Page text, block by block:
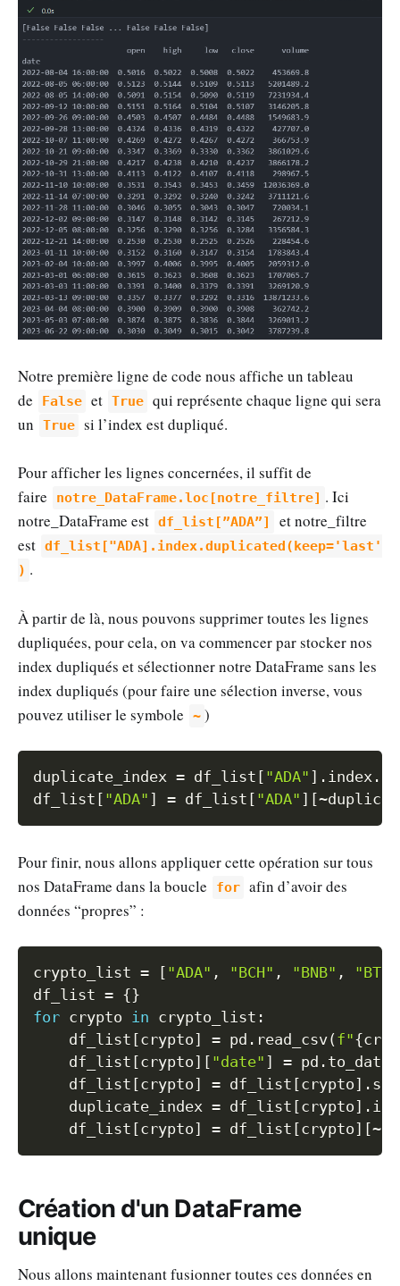
Notre première ligne de code nous affiche un tableau
de
False et True qui représente chaque ligne qui sera
un
True si l’index est dupliqué.
Pour afficher les lignes concernées, il suffit de
faire
notre_DataFrame.loc[notre_filtre] . Ici
notre_DataFrame est df_list[”ADA”]
et notre_filtre
est df_list["ADA].index.duplicated(keep='last'
) .
À partir de là, nous pouvons supprimer toutes les lignes
dupliquées, pour cela, on va commencer par stocker nos
index dupliqués et sélectionner notre DataFrame sans les
index dupliqués (pour faire une sélection inverse, vous
pouvez utiliser le symbole
~ )
duplicate_index = df_list [ "ADA" ] . index .
df_list [ "ADA" ] = df_list [ "ADA" ] [~
Copy
Pour finir, nous allons appliquer cette opération sur tous
nos DataFrame dans la boucle
for afin d’avoir des
données “propres” :
crypto_list = [ "ADA" , "BCH" , "BNB" , "BTC"
df_list = {}
for crypto in crypto_list :
    df_list
[crypto] = pd . read_csv(f"{
    df_list
[crypto] [ "date" ] = pd .
    df_list
[crypto] = df_list [crypto] .
    duplicate_index
= df_list [crypto] .
    df_list
[crypto] = df_list [crypto] [~
Copy
Création d'un DataFrame
unique
Nous allons maintenant fusionner toutes ces données en